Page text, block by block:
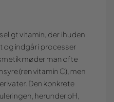
vitamin, der i huden
og indgår i processer
møder man ofte
(ren vitamin C), men
Den konkrete
herunder pH,